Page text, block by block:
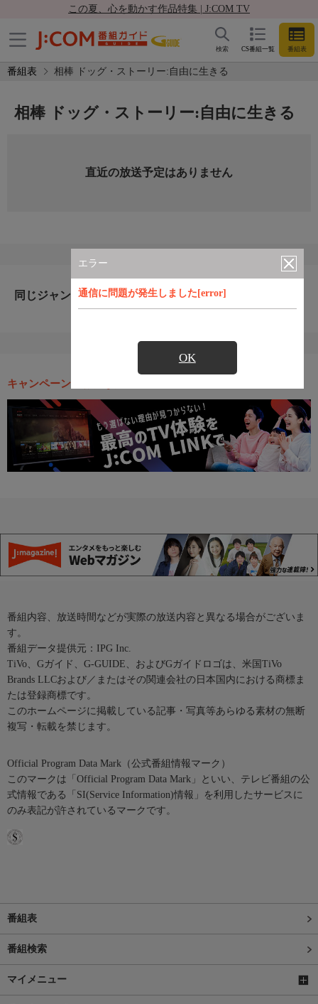
この夏、心を動かす作品特集 | J:COM TV
CS番組一覧 番組表
検索
番組表 相棒 ドッグ・ストーリー:自由に生きる
エラー
通信に問題が発生しました[error]
OK
相棒 ドッグ・ストーリー:自由に生きる
直近の放送予定はありません
同じジャンルのおすすめ番組
キャンペーン・お得な情報
番組内容、放送時間などが実際の放送内容と異なる場合がございま
す。
番組データ提供元：IPG Inc.
TiVo、Gガイド、G-GUIDE、およびGガイドロゴは、米国TiVo
Brands LLCおよび／またはその関連会社の日本国内における商標ま
たは登録商標です。
このホームページに掲載している記事・写真等あらゆる素材の無断
複写・転載を禁じます。
Official Program Data Mark（公式番組情報マーク）
このマークは「Official Program Data Mark」といい、テレビ番組の公
式情報である「SI(Service Information)情報」を利用したサービスに
のみ表記が許されているマークです。
番組表
番組検索
マイメニュー